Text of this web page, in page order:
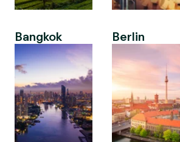
Bangkok Berlin